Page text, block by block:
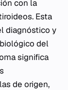
con la
Esta
diagnóstico y
del
significa
de origen,